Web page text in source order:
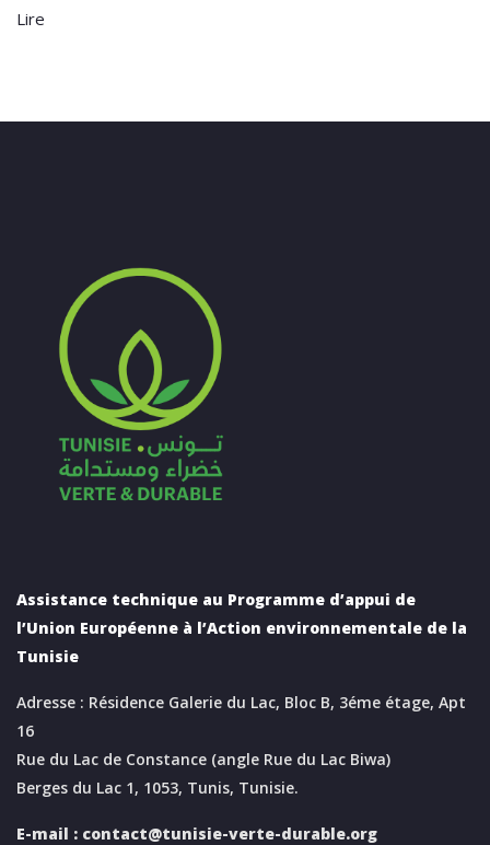
Lire
Assistance technique au Programme d’appui de
l’Union Européenne à l’Action environnementale de la
Tunisie
Adresse : Résidence Galerie du Lac, Bloc B, 3éme étage, Apt
16
Rue du Lac de Constance (angle Rue du Lac Biwa)
Berges du Lac 1, 1053, Tunis, Tunisie.
E-mail : contact@tunisie-verte-durable.org